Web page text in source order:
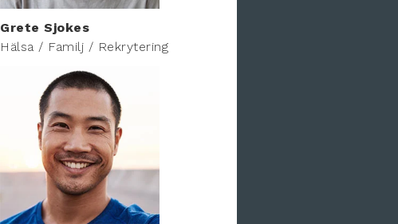
Grete Sjokes
Hälsa / Familj / Rekrytering